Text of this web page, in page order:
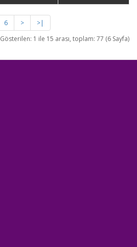
6 >
>|
Gösterilen: 1 ile 15 arası, toplam: 77 (6 Sayfa)